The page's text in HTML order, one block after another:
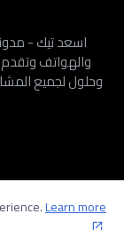
اسعد تيك -
والهواتف
وحلول لجميع
HomeLearn more